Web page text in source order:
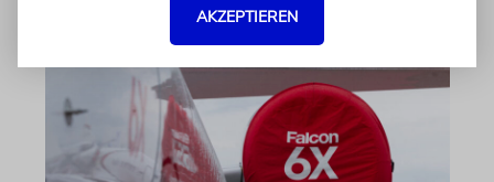
AKZEPTIEREN